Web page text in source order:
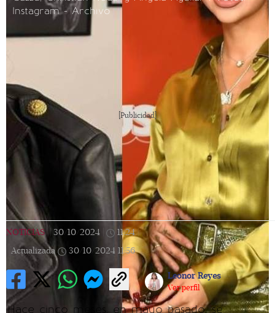
Instagram - Archivo
[Publicidad]
NOTICIAS | 30/10/2024 11:24 |
Actualizada
30/10/2024 11:56
Leonor Reyes
Ver perfil
Hace cinco meses, en mayo pasado, se